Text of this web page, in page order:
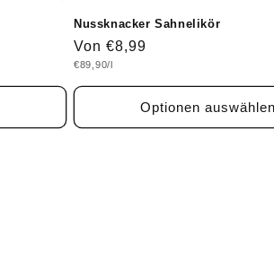
Nussknacker Sahnelikör
Normaler
Preis
Von €8,99
Grundpreis
€89,90/l
Optionen auswählen